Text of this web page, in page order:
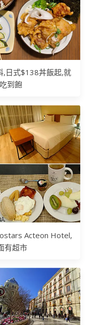
,日式$138丼飯起,就
到飽
Acteon Hotel,
有超市